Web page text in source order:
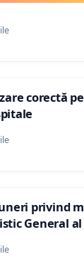
corectă
privind
General